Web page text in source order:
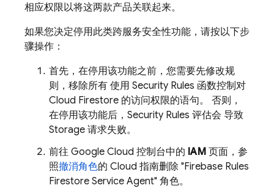
相应权限以将这两款产品关联起来。
如果您决定停用此类跨服务安全性功能，请按以下步
骤操作：
首先，在停用该功能之前，您需要先修改规
则，移除所有 使用 Security Rules 函数控制对
Cloud Firestore 的访问权限的语句。 否则，
在停用该功能后， Security Rules 评估会 导致
Storage 请求失败。
前往 Google Cloud 控制台中的 IAM页面，参
照撤消角色的 Cloud 指南删除 "Firebase Rules
Firestore Service Agent" 角色。